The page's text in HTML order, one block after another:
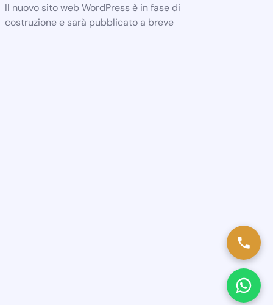
Il nuovo sito web WordPress è in fase di
costruzione e sarà pubblicato a breve